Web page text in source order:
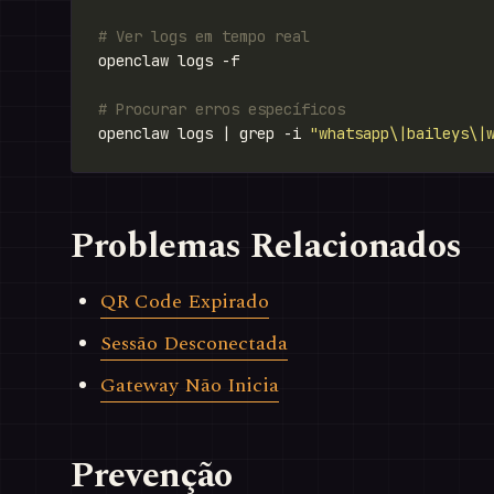
# Ver logs em tempo real
# Procurar erros específicos
openclaw logs | grep -i
Problemas Relacionados
QR Code Expirado
Sessão Desconectada
Gateway Não Inicia
Prevenção